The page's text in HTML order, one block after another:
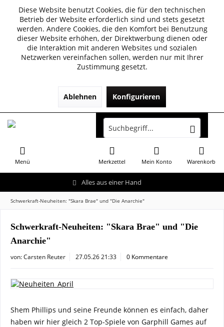
Diese Website benutzt Cookies, die für den technischen
Betrieb der Website erforderlich sind und stets gesetzt
werden. Andere Cookies, die den Komfort bei Benutzung
dieser Website erhöhen, der Direktwerbung dienen oder
die Interaktion mit anderen Websites und sozialen
Netzwerken vereinfachen sollen, werden nur mit Ihrer
Zustimmung gesetzt.
Ablehnen Konfigurieren
Alles aus einer Hand
Menü Warenkorb
Merkzettel Mein Konto
Schwerkraft-Neuheiten: "Skara Brae" und "Die Anarchie"
Schwerkraft-Neuheiten: "Skara Brae" und "Die
Anarchie"
von:Carsten Reuter 27.05.26 21:33 0 Kommentare
Shem Phillips und seine Freunde können es einfach, daher
haben wir hier gleich 2 Top-Spiele von Garphill Games auf